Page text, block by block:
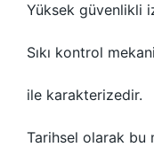
Yüksek güvenlikli
Sıkı kontrol
ile karakterizedir.
Tarihsel olarak